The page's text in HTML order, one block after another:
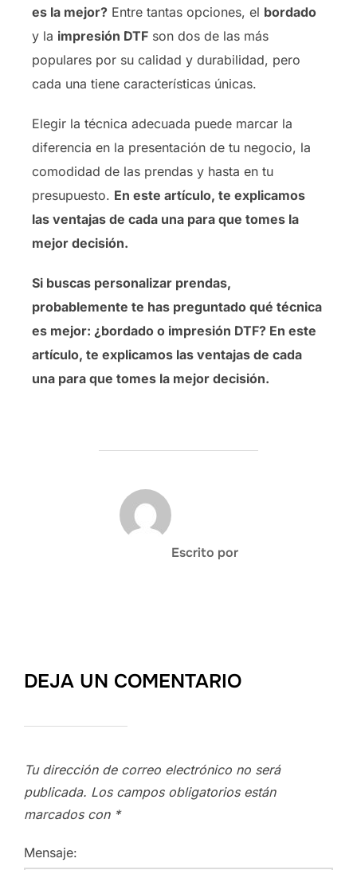
es la mejor? Entre tantas opciones, el bordado
y la impresión DTF son dos de las más
populares por su calidad y durabilidad, pero
cada una tiene características únicas.
Elegir la técnica adecuada puede marcar la
diferencia en la presentación de tu negocio, la
comodidad de las prendas y hasta en tu
presupuesto. En este artículo, te explicamos
las ventajas de cada una para que tomes la
mejor decisión.
Si buscas personalizar prendas,
probablemente te has preguntado qué técnica
es mejor: ¿bordado o impresión DTF? En este
artículo, te explicamos las ventajas de cada
una para que tomes la mejor decisión.
AUTOR DE LA PUBLICACIÓN
Escrito por
DEJA UN COMENTARIO
Tu dirección de correo electrónico no será
publicada. Los campos obligatorios están
marcados con *
Mensaje: